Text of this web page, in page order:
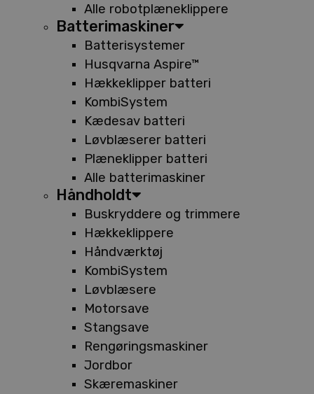
Alle robotplæneklippere
Batterimaskiner
Batterisystemer
Husqvarna Aspire™
Hækkeklipper batteri
KombiSystem
Kædesav batteri
Løvblæserer batteri
Plæneklipper batteri
Alle batterimaskiner
Håndholdt
Buskryddere og trimmere
Hækkeklippere
Håndværktøj
KombiSystem
Løvblæsere
Motorsave
Stangsave
Rengøringsmaskiner
Jordbor
Skæremaskiner